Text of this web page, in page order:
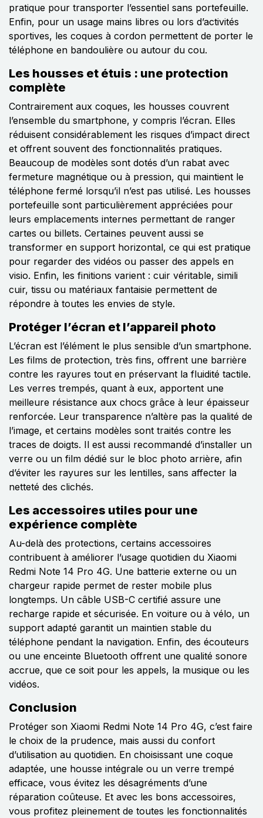
pratique pour transporter l’essentiel sans portefeuille.
Enfin, pour un usage mains libres ou lors d’activités
sportives, les coques à cordon permettent de porter le
téléphone en bandoulière ou autour du cou.
Les housses et étuis : une protection
complète
Contrairement aux coques, les housses couvrent
l’ensemble du smartphone, y compris l’écran. Elles
réduisent considérablement les risques d’impact direct
et offrent souvent des fonctionnalités pratiques.
Beaucoup de modèles sont dotés d’un rabat avec
fermeture magnétique ou à pression, qui maintient le
téléphone fermé lorsqu’il n’est pas utilisé. Les housses
portefeuille sont particulièrement appréciées pour
leurs emplacements internes permettant de ranger
cartes ou billets. Certaines peuvent aussi se
transformer en support horizontal, ce qui est pratique
pour regarder des vidéos ou passer des appels en
visio. Enfin, les finitions varient : cuir véritable, simili
cuir, tissu ou matériaux fantaisie permettent de
répondre à toutes les envies de style.
Protéger l’écran et l’appareil photo
L’écran est l’élément le plus sensible d’un smartphone.
Les films de protection, très fins, offrent une barrière
contre les rayures tout en préservant la fluidité tactile.
Les verres trempés, quant à eux, apportent une
meilleure résistance aux chocs grâce à leur épaisseur
renforcée. Leur transparence n’altère pas la qualité de
l’image, et certains modèles sont traités contre les
traces de doigts. Il est aussi recommandé d’installer un
verre ou un film dédié sur le bloc photo arrière, afin
d’éviter les rayures sur les lentilles, sans affecter la
netteté des clichés.
Les accessoires utiles pour une
expérience complète
Au-delà des protections, certains accessoires
contribuent à améliorer l’usage quotidien du Xiaomi
Redmi Note 14 Pro 4G. Une batterie externe ou un
chargeur rapide permet de rester mobile plus
longtemps. Un câble USB-C certifié assure une
recharge rapide et sécurisée. En voiture ou à vélo, un
support adapté garantit un maintien stable du
téléphone pendant la navigation. Enfin, des écouteurs
ou une enceinte Bluetooth offrent une qualité sonore
accrue, que ce soit pour les appels, la musique ou les
vidéos.
Conclusion
Protéger son Xiaomi Redmi Note 14 Pro 4G, c’est faire
le choix de la prudence, mais aussi du confort
d’utilisation au quotidien. En choisissant une coque
adaptée, une housse intégrale ou un verre trempé
efficace, vous évitez les désagréments d’une
réparation coûteuse. Et avec les bons accessoires,
vous profitez pleinement de toutes les fonctionnalités